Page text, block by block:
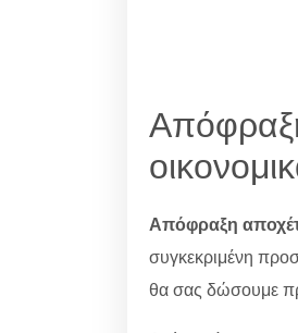
Απόφραξη
συγκεκριμένη
θα σας δώσουμε